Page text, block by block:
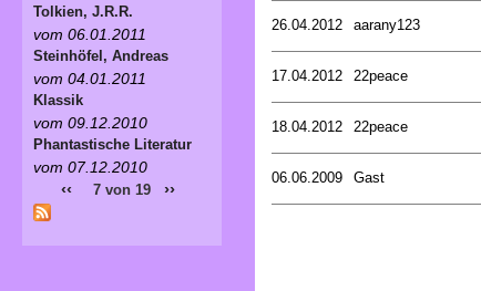
26.04.2012 aarany123
17.04.2012 22peace
18.04.2012 22peace
06.06.2009 Gast
Tolkien, J.R.R.
vom 06.01.2011
Steinhöfel, Andreas
vom 04.01.2011
Klassik
vom 09.12.2010
Phantastische Literatur
vom 07.12.2010
‹‹ 7 von 19 ››